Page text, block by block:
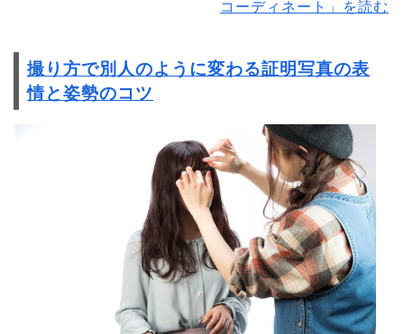
コーディネート」を読む
撮り方で別人のように変わる証明写真の表
情と姿勢のコツ